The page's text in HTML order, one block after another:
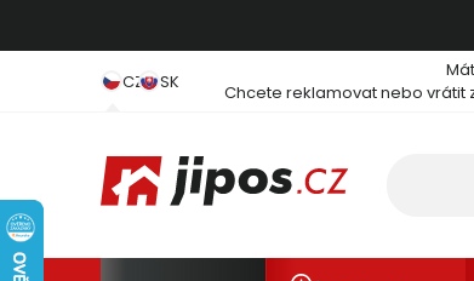
CZ SK
Chcete reklamovat nebo vrátit